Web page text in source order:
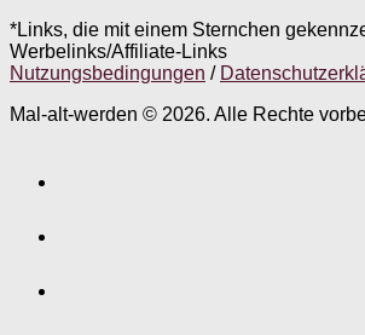
*Links, die mit einem Sternchen
Werbelinks/Affiliate-Links
Nutzungsbedingungen /
Mal-alt-werden © 2026. Alle Rechte